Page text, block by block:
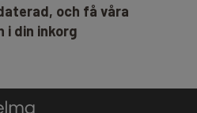
och få våra
i din inkorg